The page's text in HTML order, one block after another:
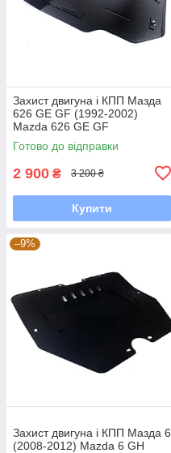
Захист двигуна і КПП Мазда
626 GE GF (1992-2002)
Mazda 626 GE GF
Готово до відправки
2 900 ₴ 3 200 ₴
Купити
–9%
Захист двигуна і КПП Мазда 6
(2008-2012) Mazda 6 GH